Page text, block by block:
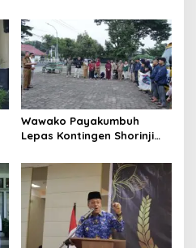
Wawako Payakumbuh
Lepas Kontingen Shorinji
Kejurnaswil